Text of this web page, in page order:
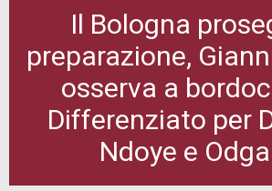
Il Bologna
preparazione,
osserva a
Differenziato per
Ndoye e